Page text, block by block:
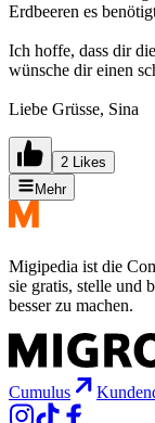
Erdbeeren es
Ich hoffe, dass dir
wünsche dir einen
Liebe Grüsse, Sina
2 Likes
Mehr
Migipedia ist die
sie gratis, stelle und
besser zu machen.
Cumulus